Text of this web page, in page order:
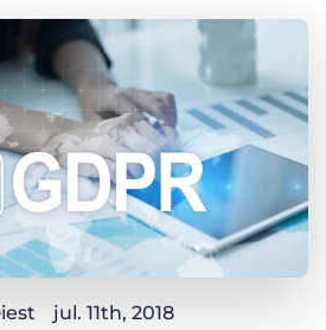
aan Inloggen
jul. 11th, 2018